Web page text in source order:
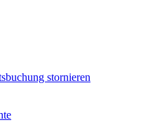
stornieren